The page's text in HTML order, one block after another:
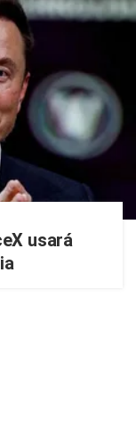
usará